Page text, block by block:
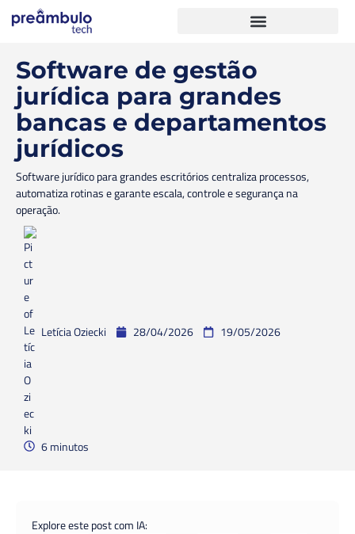
Software de gestão
jurídica para grandes
bancas e departamentos
jurídicos
Software jurídico para grandes escritórios centraliza processos,
automatiza rotinas e garante escala, controle e segurança na
operação.
Letícia Oziecki 28/04/2026 19/05/2026
6 minutos
Explore este post com IA: